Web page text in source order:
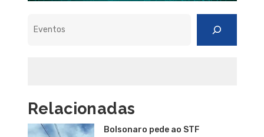
Relacionadas
Bolsonaro pede ao STF